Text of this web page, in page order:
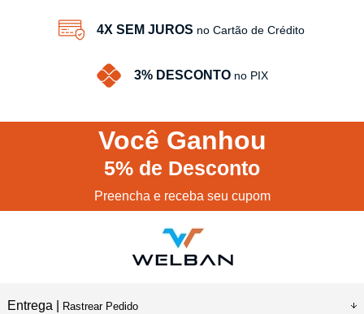
4X SEM JUROS no Cartão de Crédito
3% DESCONTO no PIX
Você Ganhou
5% de Desconto
Preencha e receba seu cupom
Entrega | Rastrear Pedido